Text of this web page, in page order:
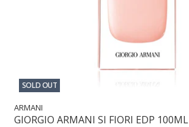
SOLD OUT
ARMANI
GIORGIO ARMANI SI FIORI EDP 100ML